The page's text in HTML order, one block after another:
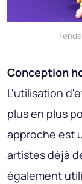
Conception
L'utilisation
plus en plus
approche est
artistes déjà
également